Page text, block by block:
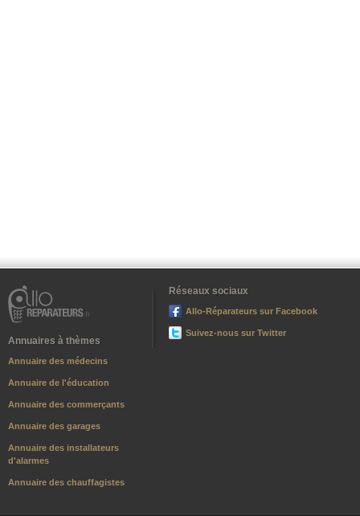
Annuaires à thèmes
Annuaire des médecins
Annuaire de l'éducation
Annuaire des commerçants
Annuaire des garages
Annuaire des installateurs
d'alarmes
Annuaire des chauffagistes
Réseaux sociaux
Allo-Réparateurs sur Facebook
Suivez-nous sur Twitter